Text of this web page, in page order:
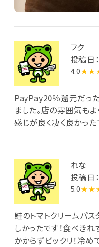
フク
投稿日
4.0
PayPay20％還元だっ
ました。店の雰囲気も
感じが良く凄く良かった
てほしかったです。
れな
投稿日
5.0
鮭のトマトクリームパ
しかったです！食べき
かからずビックリ！冷め